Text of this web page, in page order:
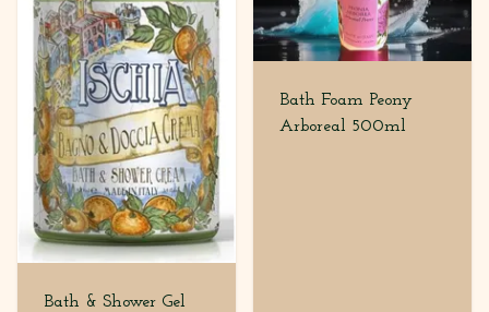
Bath & Shower Gel
Bath Foam Peony
Arboreal 500ml